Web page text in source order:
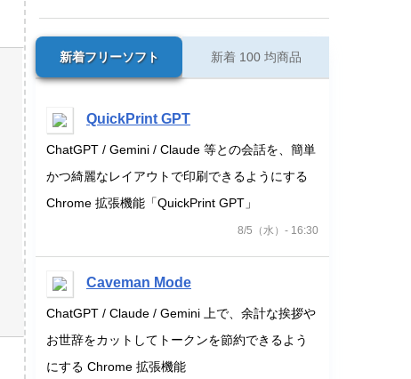
新着フリーソフト 新着 100 均商品
QuickPrint GPT
ChatGPT / Gemini / Claude 等との会話を、簡単
かつ綺麗なレイアウトで印刷できるようにする
Chrome 拡張機能「QuickPrint GPT」
8/5（水）- 16:30
Caveman Mode
ChatGPT / Claude / Gemini 上で、余計な挨拶や
お世辞をカットしてトークンを節約できるよう
にする Chrome 拡張機能